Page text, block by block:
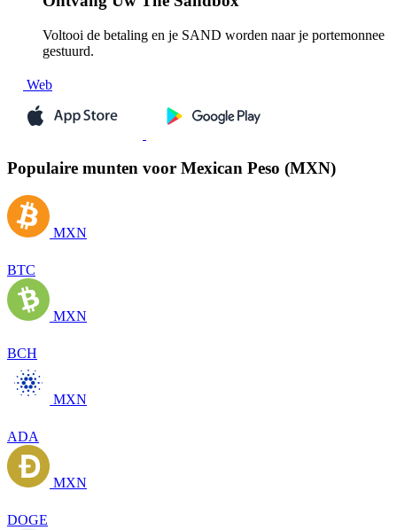
Voltooi de betaling en je SAND worden naar je portemonnee
gestuurd.
Web
Populaire munten voor Mexican Peso (MXN)
MXN
BTC
MXN
BCH
MXN
ADA
MXN
DOGE